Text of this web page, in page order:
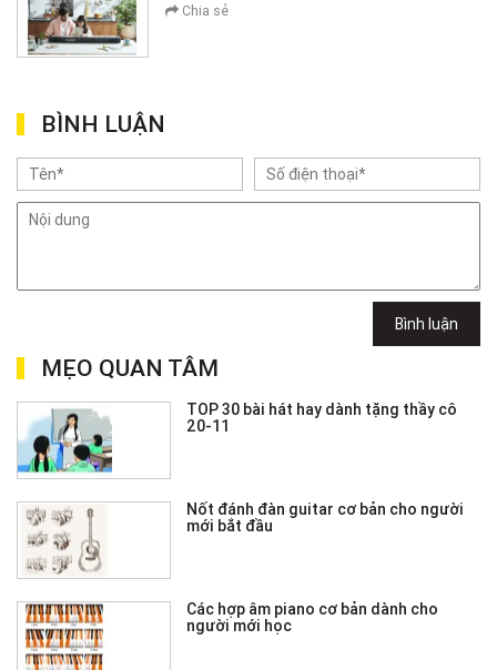
Chia sẻ
BÌNH LUẬN
Bình luận
MẸO QUAN TÂM
TOP 30 bài hát hay dành tặng thầy cô
20-11
Nốt đánh đàn guitar cơ bản cho người
mới bắt đầu
Các hợp âm piano cơ bản dành cho
người mới học